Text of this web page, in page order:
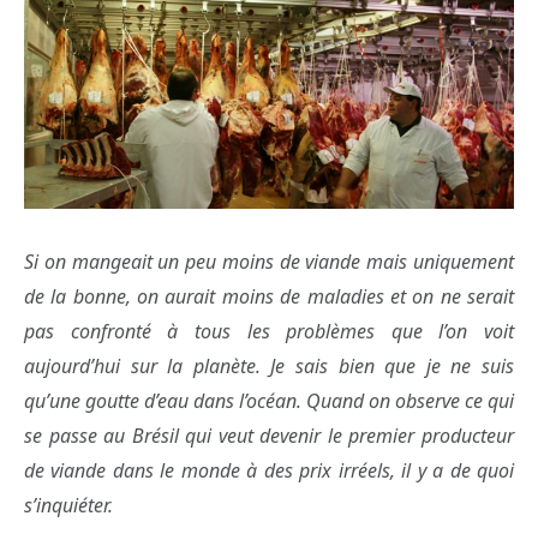
Si on mangeait un peu moins de viande mais uniquement
de la bonne, on aurait moins de maladies et on ne serait
pas confronté à tous les problèmes que l’on voit
aujourd’hui sur la planète. Je sais bien que je ne suis
qu’une goutte d’eau dans l’océan. Quand on observe ce qui
se passe au Brésil qui veut devenir le premier producteur
de viande dans le monde à des prix irréels, il y a de quoi
s’inquiéter.